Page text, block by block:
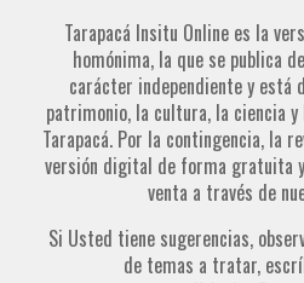
Tarapacá Insitu Online es la
homónima, la que se publica
carácter independiente y está
patrimonio, la cultura, la ciencia
Tarapacá. Por la contingencia, la
versión digital de forma gratuita
venta a través de
Si Usted tiene sugerencias,
de temas a tratar,